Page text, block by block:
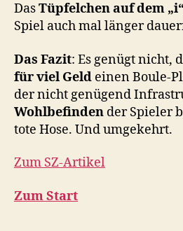
DasTüpfelchen auf dem „i“
Spiel auch mal länger
Das Fazit: Es genügt nicht,
für viel Geld einen Boule-
der nicht genügend
Wohlbefinden der Spieler
tote Hose. Und umgekehrt.
Zum SZ-Artikel
Zum Start